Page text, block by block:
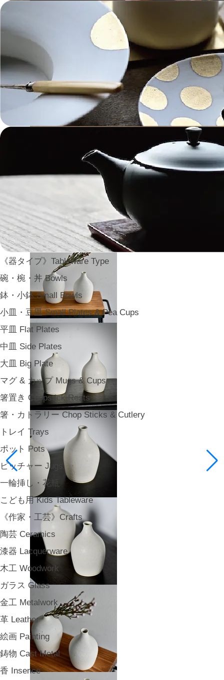
《器タイプ》Tableware Type
碗・椀・丼 Bowls
鉢・小鉢 Small Bowls
小皿・豆皿 Small Plates & Pea Cups
平皿 Flat Plates
中皿 Side Plates
大皿 Big Plate
マグ & カップ Mugs & Cups
箸置き Chopstick Rests
箸・カトラリー Chop Sticks & Cutlery
トレイ Trays
ポット Pots
ピッチャー Jugs
一輪挿し・花瓶
こども用 Kids Tableware
《作家・工芸》Crafts
陶芸 Ceramics
漆器 Lacquerware
木工 Woodwork
ガラス Glass
金工 Metalwork
革 Leather
絵画 Painting
鋳物 Cast Metal
香 Insence